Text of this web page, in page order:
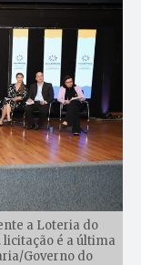
a Loteria do
é a última
Governo do